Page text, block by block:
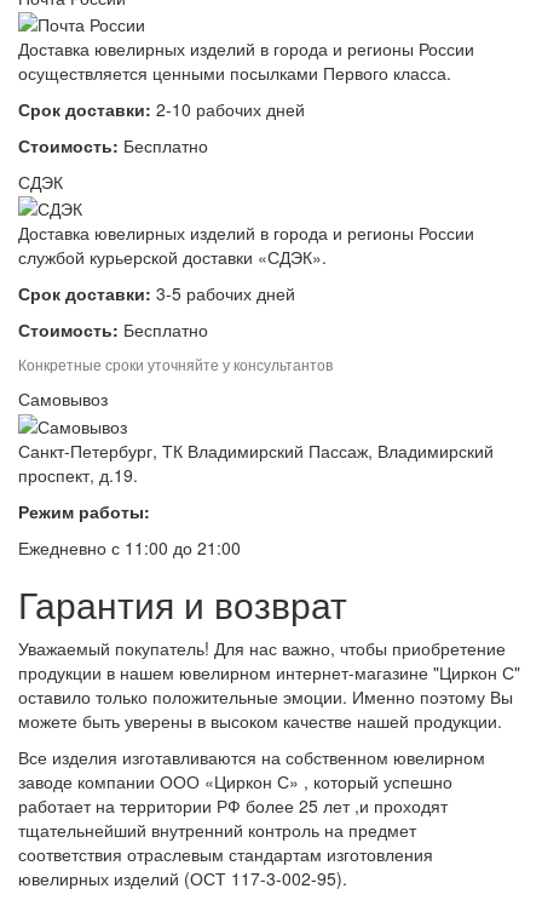
Доставка ювелирных изделий в города и регионы России
осуществляется ценными посылками Первого класса.
Срок доставки: 2-10 рабочих дней
Стоимость: Бесплатно
СДЭК
Доставка ювелирных изделий в города и регионы России
службой курьерской доставки «СДЭК».
Срок доставки: 3-5 рабочих дней
Стоимость: Бесплатно
Конкретные сроки уточняйте у консультантов
Самовывоз
Санкт-Петербург, ТК Владимирский Пассаж, Владимирский
проспект, д.19.
Режим работы:
Ежедневно с 11:00 до 21:00
Гарантия и возврат
Уважаемый покупатель! Для нас важно, чтобы приобретение
продукции в нашем ювелирном интернет-магазине "Циркон С"
оставило только положительные эмоции. Именно поэтому Вы
можете быть уверены в высоком качестве нашей продукции.
Все изделия изготавливаются на собственном ювелирном
заводе компании ООО «Циркон С» , который успешно
работает на территории РФ более 25 лет ,и проходят
тщательнейший внутренний контроль на предмет
соответствия отраслевым стандартам изготовления
ювелирных изделий (ОСТ 117-3-002-95).